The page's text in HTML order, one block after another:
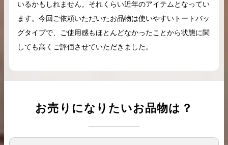
いるかもしれません。それくらい近年のアイテムとなってい
ます。今回ご依頼いただいたお品物は使いやすいトートバッ
グタイプで、ご使用感もほとんどなかったことから状態に関
しても高くご評価させていただきました。
お売りになりたいお品物は？